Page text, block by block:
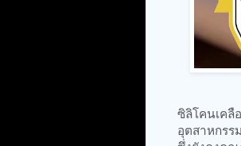
ซิลิโคนเคลื
อุตสาหกรร